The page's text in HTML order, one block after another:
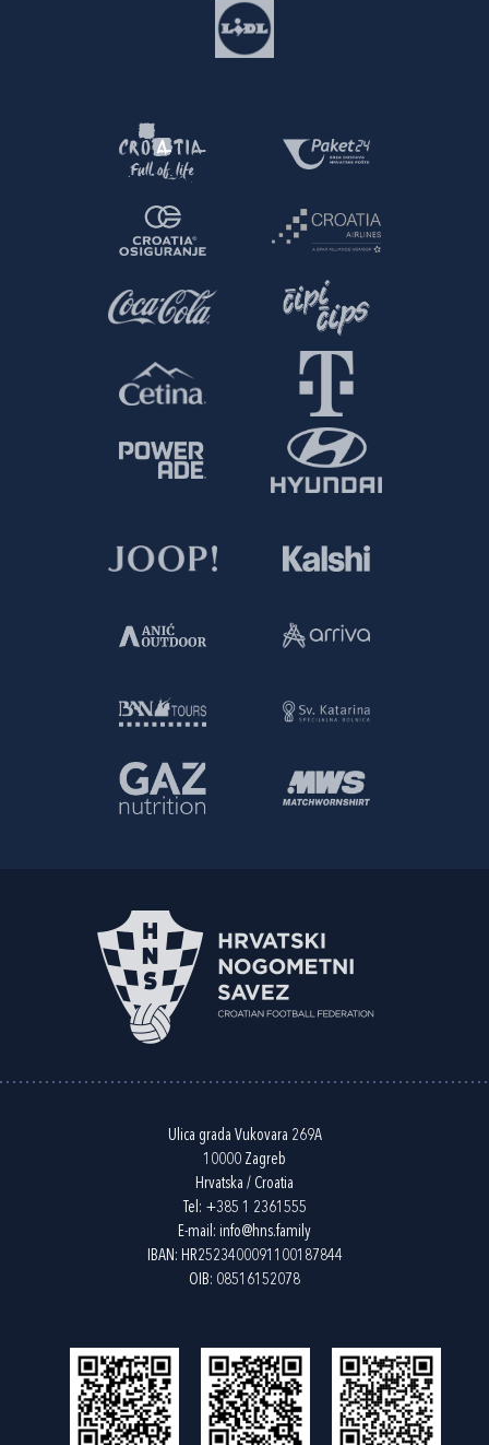
Ulica grada Vukovara 269A
10000 Zagreb
Hrvatska / Croatia
Tel: +385 1 2361555
E-mail: info@hns.family
IBAN: HR2523400091100187844
OIB: 08516152078